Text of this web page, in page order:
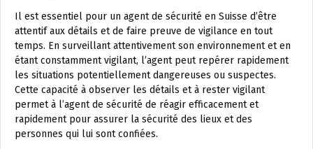
Il est essentiel pour un agent de sécurité en Suisse d’être
attentif aux détails et de faire preuve de vigilance en tout
temps. En surveillant attentivement son environnement et en
étant constamment vigilant, l’agent peut repérer rapidement
les situations potentiellement dangereuses ou suspectes.
Cette capacité à observer les détails et à rester vigilant
permet à l’agent de sécurité de réagir efficacement et
rapidement pour assurer la sécurité des lieux et des
personnes qui lui sont confiées.